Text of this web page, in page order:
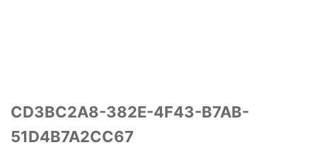
CD3BC2A8-382E-4F43-B7AB-
51D4B7A2CC67